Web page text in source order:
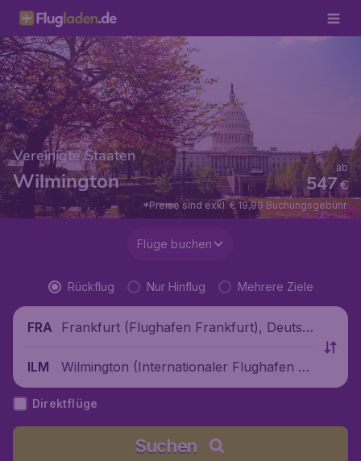
Vereinigte Staaten
Wilmington €
547
ab
*Preise sind exkl. € 19,99 Buchungsgebühr.
Flüge buchen
Rückflug Nur Hinflug Mehrere Ziele
FRA
Frankfurt (Flughafen Frankfurt), Deutsc
ILM
Wilmington (Internationaler Flughafen Wi
lmington), Vereinigte Staaten
Direktflüge
Suchen